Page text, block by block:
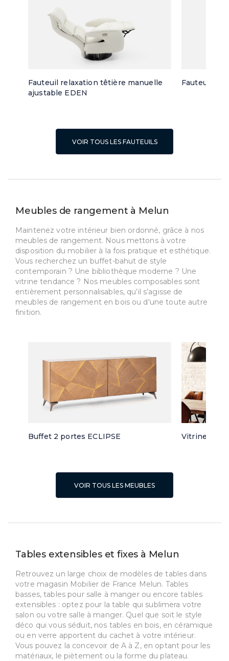
Fauteuil relaxation têtière manuelle
ajustable EDEN
Fauteuil
VOIR TOUS LES FAUTEUILS
Meubles de rangement à Melun
Maintenez votre intérieur bien ordonné, grâce à nos
meubles de rangement. Nous mettons à votre
disposition du mobilier à la fois pratique et esthétique.
Vous recherchez un buffet-bahut de style
contemporain ? Une bibliothèque moderne ? Une
vitrine tendance ? Nos meubles composables sont
entièrement personnalisables, qu’il s’agisse de
meubles de rangement en bois ou d'une toute autre
finition.
Buffet 2 portes ECLIPSE Vitrine 3
VOIR TOUS LES MEUBLES
Tables extensibles et fixes à Melun
Retrouvez un large choix de modèles de tables dans
votre magasin Mobilier de France Melun. Tables
basses, tables pour salle à manger ou encore tables
extensibles : optez pour la table qui sublimera votre
salon ou votre salle à manger. Quel que soit le style
déco qui vous séduit, nos tables en bois, en céramique
ou en verre apportent du cachet à votre intérieur.
Vous pouvez la concevoir de A à Z, en optant pour les
matériaux, le piètement ou la forme du plateau.